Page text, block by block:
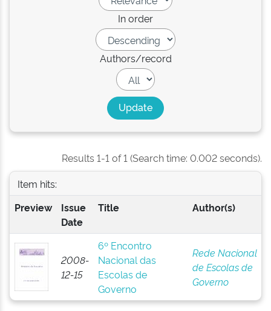
In order
Authors/record
Results 1-1 of 1 (Search time: 0.002 seconds).
Item hits:
Preview
Issue
Date
Title Author(s)
2008-
12-15
6º Encontro
Nacional das
Escolas de
Governo
Rede Nacional
de Escolas de
Governo